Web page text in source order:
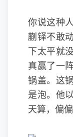
你说这种
蒯铎不敢
下太平就
真赢了一
锅盖。这
是泡。他
天算，偏